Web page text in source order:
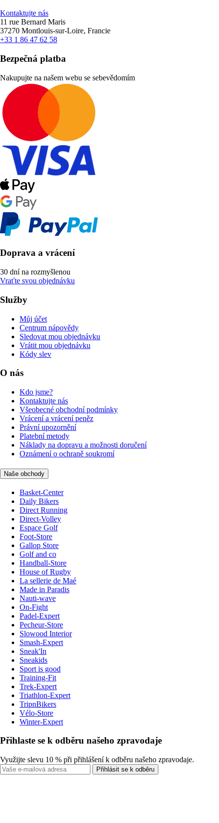
Kontaktujte nás
11 rue Bernard Maris
37270 Montlouis-sur-Loire, Francie
+33 1 86 47 62 58
Bezpečná platba
Nakupujte na našem webu se sebevědomím
Doprava a vrácení
30 dní na rozmyšlenou
Vraťte svou objednávku
Služby
Můj účet
Centrum nápovědy
Sledovat mou objednávku
Vrátit mou objednávku
Kódy slev
O nás
Kdo jsme?
Kontaktujte nás
Všeobecné obchodní podmínky
Vrácení a vrácení peněz
Právní upozornění
Platební metody
Náklady na dopravu a možnosti doručení
Oznámení o ochraně soukromí
Naše obchody
Basket-Center
Daily Bikers
Direct Running
Direct-Volley
Espace Golf
Foot-Store
Gallop Store
Golf and co
Handball-Store
House of Rugby
La sellerie de Maé
Made in Paradis
Nauti-wave
On-Fight
Padel-Expert
Pecheur-Store
Slowood Interior
Smash-Expert
Sneak'In
Sneakids
Sport is good
Training-Fit
Trek-Expert
Triathlon-Expert
TripnBikers
Vélo-Store
Winter-Expert
Přihlaste se k odběru našeho zpravodaje
Využijte slevu 10 % při přihlášení k odběru našeho zpravodaje.
Přihlásit se k odběru